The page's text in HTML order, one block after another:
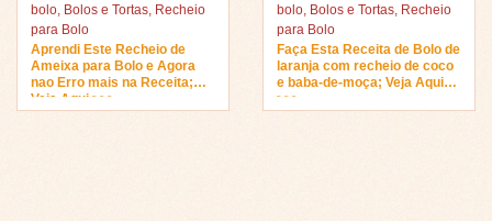
bolo, Bolos e Tortas, Recheio
para Bolo
Aprendi Este Recheio de
Ameixa para Bolo e Agora
nao Erro mais na Receita;
Veja Aqui >>>
bolo, Bolos e Tortas, Recheio
para Bolo
Faça Esta Receita de Bolo de
laranja com recheio de coco
e baba-de-moça; Veja Aqui
>>>